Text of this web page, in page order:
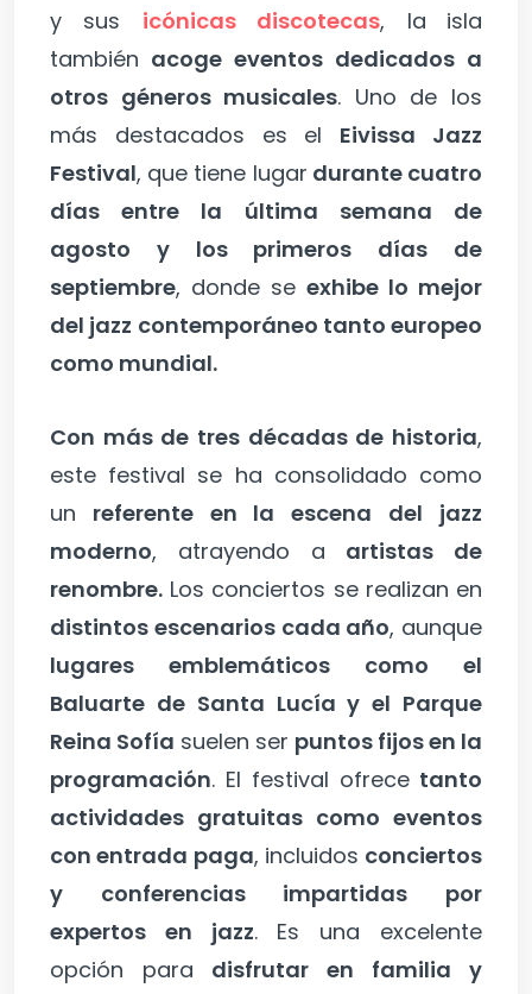
y sus icónicas discotecas, la
isla
también acoge eventos dedicados a
otros géneros musicales. Uno de los
más destacados es el Eivissa Jazz
Festival, que tiene lugar durante cuatro
días entre la última semana de
agosto y los primeros días de
septiembre, donde se exhibe lo mejor
del jazz contemporáneo tanto europeo
como mundial.
Con más de tres décadas de historia,
este festival se ha consolidado como
un referente en la escena del jazz
moderno, atrayendo a artistas de
renombre. Los conciertos se realizan en
distintos escenarios cada año, aunque
lugares emblemáticos como el
Baluarte de Santa Lucía y el Parque
Reina Sofía suelen ser puntos fijos en la
programación. El festival ofrece tanto
actividades gratuitas como eventos
con entrada paga, incluidos conciertos
y conferencias impartidas por
expertos en jazz. Es una excelente
opción para disfrutar en familia y